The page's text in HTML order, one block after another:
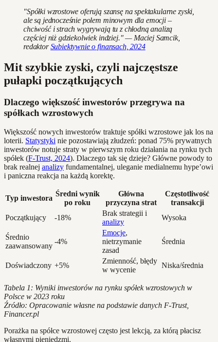
"Spółki wzrostowe oferują szansę na spektakularne zyski,
ale są jednocześnie polem minowym dla emocji –
chciwość i strach wygrywają tu z chłodną analizą
częściej niż gdziekolwiek indziej." — Maciej Samcik,
redaktorSubiektywnie o finansach, 2024
Mit szybkie zyski, czyli najczęstsze
pułapki początkujących
Dlaczego większość inwestorów przegrywa na
spółkach wzrostowych
Większość nowych inwestorów traktuje spółki wzrostowe jak los na
loterii. Statystyki nie pozostawiają złudzeń: ponad 75% prywatnych
inwestorów notuje straty w pierwszym roku działania na rynku tych
spółek (F-Trust, 2024). Dlaczego tak się dzieje? Główne powody to
brak realnej analizy fundamentalnej, uleganie medialnemu hype’owi
i paniczna reakcja na każdą korektę.
Typ inwestora
Średni wynik
po roku
Główna
przyczyna strat
Częstotliwość
transakcji
Początkujący
-18%
Brak strategii i
analizy
Wysoka
Średnio
zaawansowany
-4%
Emocje,
nietrzymanie
zasad
Średnia
Doświadczony +5%
Zmienność, błędy
w wycenie
Niska/średnia
Tabela 1: Wyniki inwestorów na rynku spółek wzrostowych w
Polsce w 2023 roku
Źródło: Opracowanie własne na podstawie danych F-Trust,
Financer.pl
Porażka na spółce wzrostowej często jest lekcją, za którą płacisz
własnymi pieniędzmi.